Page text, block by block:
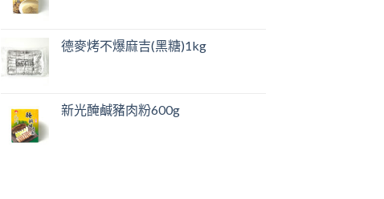
德麥烤不爆麻吉(黑糖)1kg
新光醃鹹豬肉粉600g